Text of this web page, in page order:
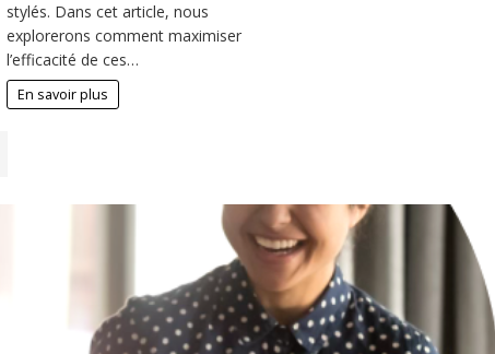
stylés. Dans cet article, nous
explorerons comment maximiser
l’efficacité de ces…
En savoir plus